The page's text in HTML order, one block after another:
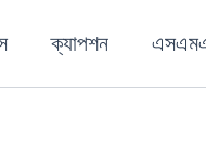
ক্যাপশন